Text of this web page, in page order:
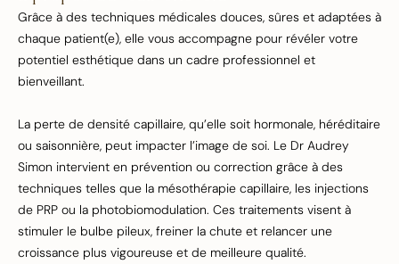
Grâce à des techniques médicales douces, sûres et adaptées à
chaque patient(e), elle vous accompagne pour révéler votre
potentiel esthétique dans un cadre professionnel et
bienveillant.
La perte de densité capillaire, qu’elle soit hormonale, héréditaire
ou saisonnière, peut impacter l’image de soi. Le Dr Audrey
Simon intervient en prévention ou correction grâce à des
techniques telles que la mésothérapie capillaire, les injections
de PRP ou la photobiomodulation. Ces traitements visent à
stimuler le bulbe pileux, freiner la chute et relancer une
croissance plus vigoureuse et de meilleure qualité.